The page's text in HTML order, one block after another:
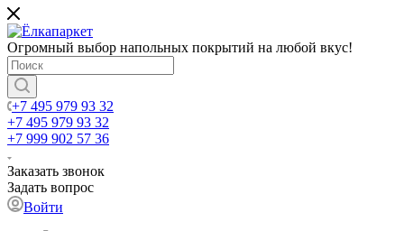
Огромный выбор напольных покрытий на любой вкус!
+7 495 979 93 32
+7 495 979 93 32
+7 999 902 57 36
Заказать звонок
Задать вопрос
Войти